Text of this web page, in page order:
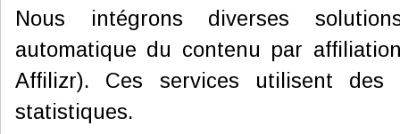
Nous intégrons diverses
automatique du contenu par
Affilizr). Ces services utilisent
statistiques.